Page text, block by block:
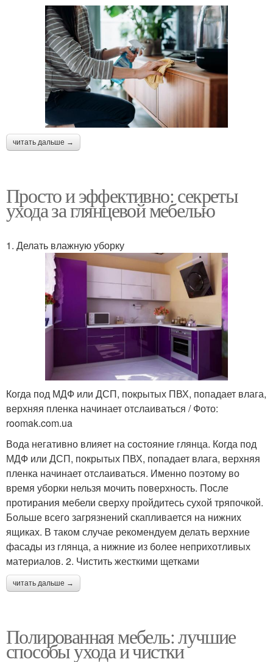
читать дальше →
Просто и эффективно: секреты
ухода за глянцевой мебелью
1. Делать влажную уборку
Когда под МДФ или ДСП, покрытых ПВХ, попадает влага,
верхняя пленка начинает отслаиваться / Фото:
roomak.com.ua
Вода негативно влияет на состояние глянца. Когда под
МДФ или ДСП, покрытых ПВХ, попадает влага, верхняя
пленка начинает отслаиваться. Именно поэтому во
время уборки нельзя мочить поверхность. После
протирания мебели сверху пройдитесь сухой тряпочкой.
Больше всего загрязнений скапливается на нижних
ящиках. В таком случае рекомендуем делать верхние
фасады из глянца, а нижние из более неприхотливых
материалов. 2. Чистить жесткими щетками
читать дальше →
Полированная мебель: лучшие
способы ухода и чистки